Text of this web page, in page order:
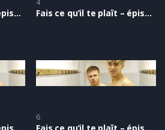
Fais ce qu’il te plaît – épisode 3
4
Fais ce qu’il te plaît – épisode 4
Fais ce qu’il te plaît – épisode 5
6
Fais ce qu’il te plaît – épisode 6